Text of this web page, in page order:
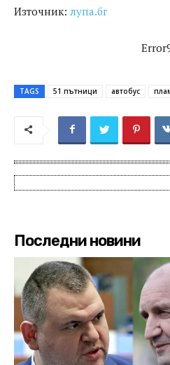
Източник: лупа.бг
TAGS 51 пътници автобус
Последни новини